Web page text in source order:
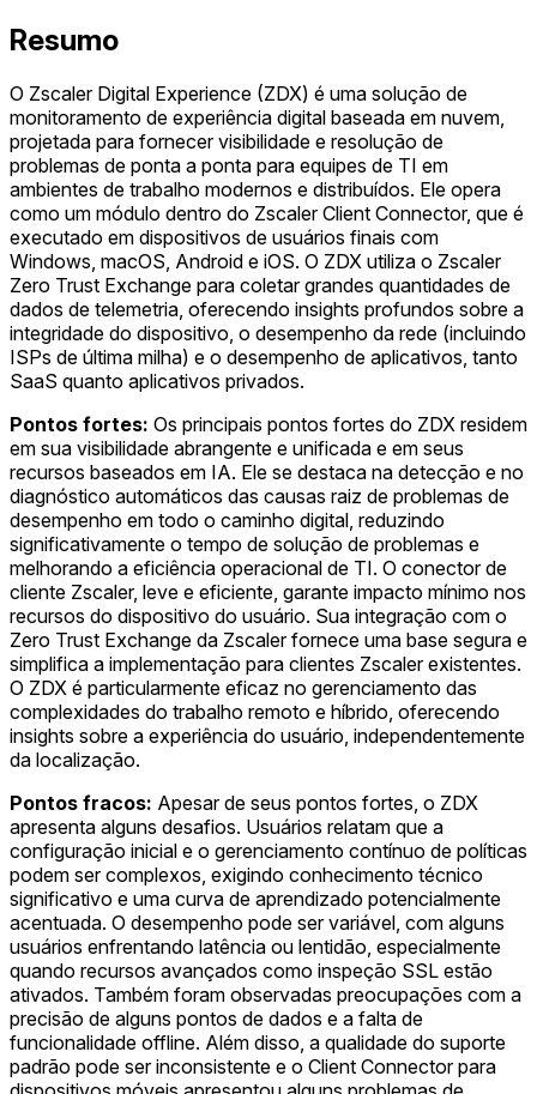
Resumo
O Zscaler Digital Experience (ZDX) é uma solução de
monitoramento de experiência digital baseada em nuvem,
projetada para fornecer visibilidade e resolução de
problemas de ponta a ponta para equipes de TI em
ambientes de trabalho modernos e distribuídos. Ele opera
como um módulo dentro do Zscaler Client Connector, que é
executado em dispositivos de usuários finais com
Windows, macOS, Android e iOS. O ZDX utiliza o Zscaler
Zero Trust Exchange para coletar grandes quantidades de
dados de telemetria, oferecendo insights profundos sobre a
integridade do dispositivo, o desempenho da rede (incluindo
ISPs de última milha) e o desempenho de aplicativos, tanto
SaaS quanto aplicativos privados.
Pontos fortes: Os principais pontos fortes do ZDX residem
em sua visibilidade abrangente e unificada e em seus
recursos baseados em IA. Ele se destaca na detecção e no
diagnóstico automáticos das causas raiz de problemas de
desempenho em todo o caminho digital, reduzindo
significativamente o tempo de solução de problemas e
melhorando a eficiência operacional de TI. O conector de
cliente Zscaler, leve e eficiente, garante impacto mínimo nos
recursos do dispositivo do usuário. Sua integração com o
Zero Trust Exchange da Zscaler fornece uma base segura e
simplifica a implementação para clientes Zscaler existentes.
O ZDX é particularmente eficaz no gerenciamento das
complexidades do trabalho remoto e híbrido, oferecendo
insights sobre a experiência do usuário, independentemente
da localização.
Pontos fracos: Apesar de seus pontos fortes, o ZDX
apresenta alguns desafios. Usuários relatam que a
configuração inicial e o gerenciamento contínuo de políticas
podem ser complexos, exigindo conhecimento técnico
significativo e uma curva de aprendizado potencialmente
acentuada. O desempenho pode ser variável, com alguns
usuários enfrentando latência ou lentidão, especialmente
quando recursos avançados como inspeção SSL estão
ativados. Também foram observadas preocupações com a
precisão de alguns pontos de dados e a falta de
funcionalidade offline. Além disso, a qualidade do suporte
padrão pode ser inconsistente e o Client Connector para